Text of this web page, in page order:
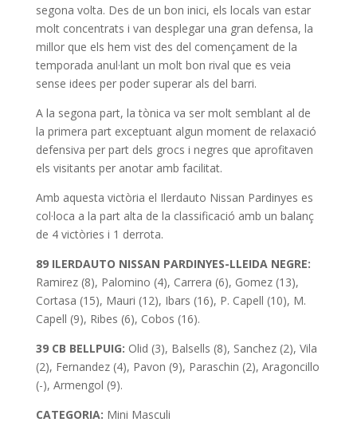
segona volta. Des de un bon inici, els locals van estar
molt concentrats i van desplegar una gran defensa, la
millor que els hem vist des del començament de la
temporada anul·lant un molt bon rival que es veia
sense idees per poder superar als del barri.
A la segona part, la tònica va ser molt semblant al de
la primera part exceptuant algun moment de relaxació
defensiva per part dels grocs i negres que aprofitaven
els visitants per anotar amb facilitat.
Amb aquesta victòria el Ilerdauto Nissan Pardinyes es
col·loca a la part alta de la classificació amb un balanç
de 4 victòries i 1 derrota.
89 ILERDAUTO NISSAN PARDINYES-LLEIDA NEGRE:
Ramirez (8), Palomino (4), Carrera (6), Gomez (13),
Cortasa (15), Mauri (12), Ibars (16), P. Capell (10), M.
Capell (9), Ribes (6), Cobos (16).
39 CB BELLPUIG: Olid (3), Balsells (8), Sanchez (2), Vila
(2), Fernandez (4), Pavon (9), Paraschin (2), Aragoncillo
(-), Armengol (9).
CATEGORIA: Mini Masculi